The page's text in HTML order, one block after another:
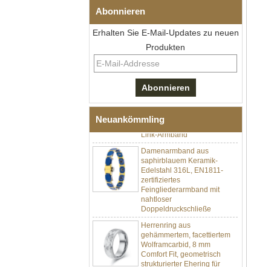
Abonnieren
Erhalten Sie E-Mail-Updates zu neuen
Produkten
Neuankömmling
Herren-I-Links-Armband aus
schwarzem Zirkonoxid-
Keramik-Edelstahl 304,
316L-Doppeldruck-
Magnet- und
Link-Armband
Damenarmband aus
saphirblauem Keramik-
Edelstahl 316L, EN1811-
zertifiziertes
Feingliederarmband mit
nahtloser
Doppeldruckschließe
Herrenring aus
gehämmertem, facettiertem
Wolframcarbid, 8 mm
Comfort Fit, geometrisch
strukturierter Ehering für
Männer